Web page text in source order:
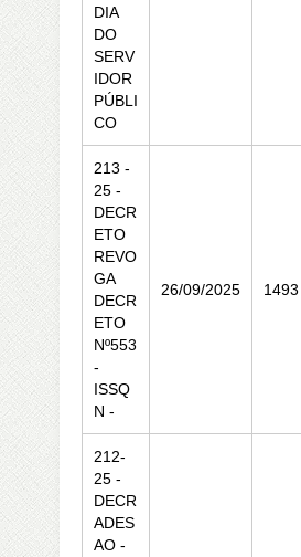
DIA
DO
SERV
IDOR
PÚBLI
CO
213 -
25 -
DECR
ETO
REVO
GA
DECR
ETO
Nº553
-
ISSQ
N -
26/09/2025 1493
212-
25 -
DECR
ADES
AO -